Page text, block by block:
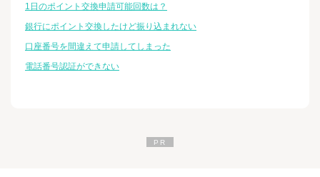
1日のポイント交換申請可能回数は？
銀行にポイント交換したけど振り込まれない
口座番号を間違えて申請してしまった
電話番号認証ができない